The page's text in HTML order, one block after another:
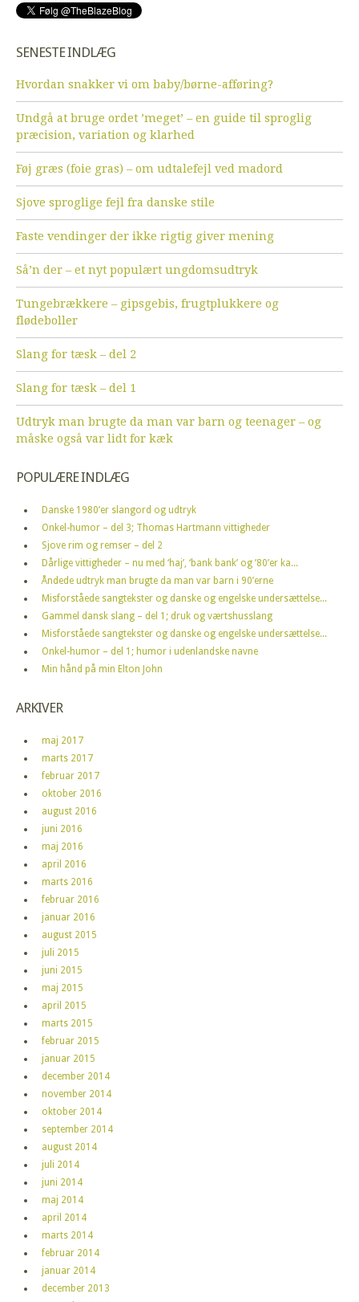
SENESTE INDLÆG
Hvordan snakker vi om baby/børne-afføring?
Undgå at bruge ordet ’meget’ – en guide til sproglig
præcision, variation og klarhed
Føj græs (foie gras) – om udtalefejl ved madord
Sjove sproglige fejl fra danske stile
Faste vendinger der ikke rigtig giver mening
Så’n der – et nyt populært ungdomsudtryk
Tungebrækkere – gipsgebis, frugtplukkere og
flødeboller
Slang for tæsk – del 2
Slang for tæsk – del 1
Udtryk man brugte da man var barn og teenager – og
måske også var lidt for kæk
POPULÆRE INDLÆG
Danske 1980’er slangord og udtryk
Onkel-humor – del 3; Thomas Hartmann vittigheder
Sjove rim og remser – del 2
Dårlige vittigheder – nu med ‘haj’, ‘bank bank’ og ’80’er ka...
Åndede udtryk man brugte da man var barn i 90’erne
Misforståede sangtekster og danske og engelske undersættelse...
Gammel dansk slang – del 1; druk og værtshusslang
Misforståede sangtekster og danske og engelske undersættelse...
Onkel-humor – del 1; humor i udenlandske navne
Min hånd på min Elton John
ARKIVER
maj 2017
marts 2017
februar 2017
oktober 2016
august 2016
juni 2016
maj 2016
april 2016
marts 2016
februar 2016
januar 2016
august 2015
juli 2015
juni 2015
maj 2015
april 2015
marts 2015
februar 2015
januar 2015
december 2014
november 2014
oktober 2014
september 2014
august 2014
juli 2014
juni 2014
maj 2014
april 2014
marts 2014
februar 2014
januar 2014
december 2013